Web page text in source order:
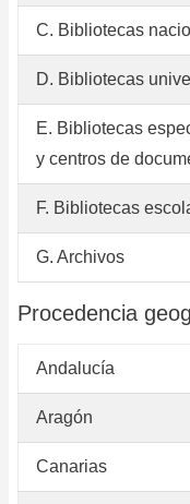
C. Bibliotecas
D. Bibliotecas
E. Bibliotecas
y centros de
F. Bibliotecas
G. Archivos
Procedencia
Andalucía
Aragón
Canarias